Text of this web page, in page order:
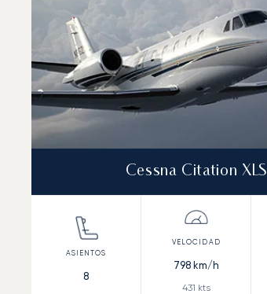
Cessna Citation XLS
8
798km/h
431 kts